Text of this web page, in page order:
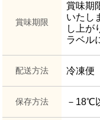
賞味期限
賞味期
いたし
し上が
ラベル
配送方法 冷凍便
保存方法 －18℃